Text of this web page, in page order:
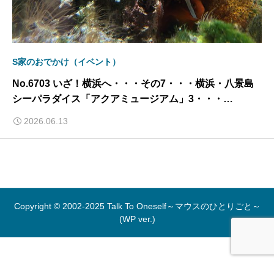
S家のおでかけ（イベント）
No.6703 いざ！横浜へ・・・その7・・・横浜・八景島
シーパラダイス「アクアミュージアム」3・・・
2026.06.13
Copyright © 2002-2025 Talk To Oneself～マウスのひとりごと～
(WP ver.)